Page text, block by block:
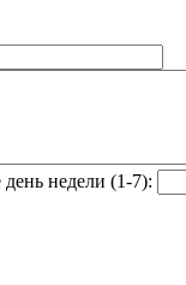
недели (1-7):